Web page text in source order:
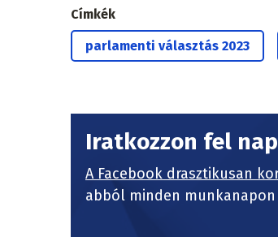
Címkék
parlamenti választás 2023
Iratkozzon fel
A Facebook drasztikusan
abból minden